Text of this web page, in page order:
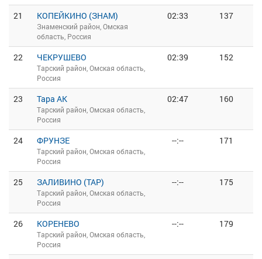
21 КОПЕЙКИНО (ЗНАМ)
Знаменский район, Омская
область, Россия
02:33 137
22 ЧЕКРУШЕВО
Тарский район, Омская область,
Россия
02:39 152
23 Тара АК
Тарский район, Омская область,
Россия
02:47 160
24 ФРУНЗЕ
Тарский район, Омская область,
Россия
--:-- 171
25 ЗАЛИВИНО (ТАР)
Тарский район, Омская область,
Россия
--:-- 175
26 КОРЕНЕВО
Тарский район, Омская область,
Россия
--:-- 179